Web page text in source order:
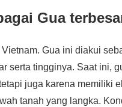
Gua
Gua ini diakui
serta tingginya. Saat ini,
juga karena memiliki
tanah yang langka.